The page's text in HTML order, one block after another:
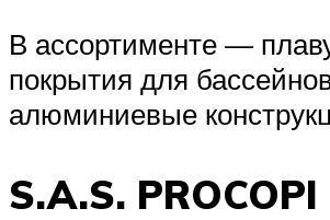
В ассортименте —
покрытия для
алюминиевые
S.A.S. PROCOPI